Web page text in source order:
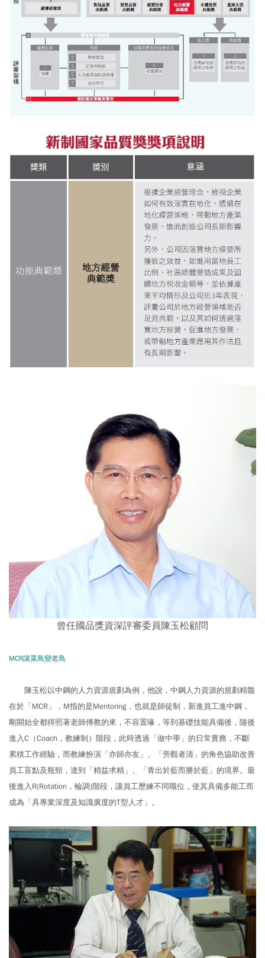
曾任國品獎資深評審委員陳玉松顧問
MCR讓菜鳥變老鳥
陳玉松以中鋼的人力資源規劃為例，他說，中鋼人力資源的規劃精髓
在於「MCR」，M指的是Mentoring，也就是師徒制，新進員工進中鋼，
剛開始全都得照著老師傅教的來，不容置喙，等到基礎技能具備後，隨後
進入C（Coach，教練制）階段，此時透過「做中學」的日常實務，不斷
累積工作經驗，而教練扮演「亦師亦友」、「旁觀者清」的角色協助改善
員工盲點及瓶頸，達到「精益求精」、「青出於藍而勝於藍」的境界。最
後進入R(Rotation，輪調)階段，讓員工歷練不同職位，使其具備多能工而
成為「具專業深度及知識廣度的T型人才」。